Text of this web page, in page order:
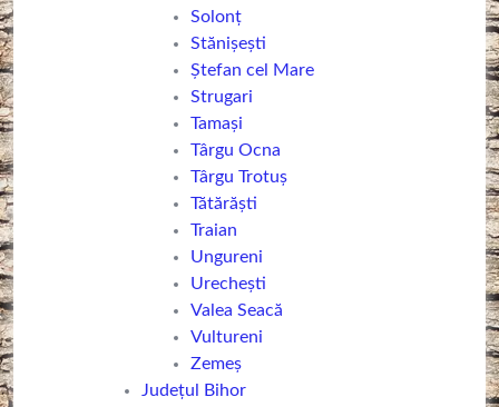
Solonț
Stănișești
Ștefan cel Mare
Strugari
Tamași
Târgu Ocna
Târgu Trotuș
Tătărăști
Traian
Ungureni
Urechești
Valea Seacă
Vultureni
Zemeș
Județul Bihor